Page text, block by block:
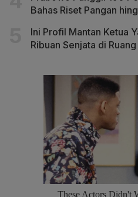
Bahas Riset Pangan
Ini Profil Mantan Ketua
Ribuan Senjata di